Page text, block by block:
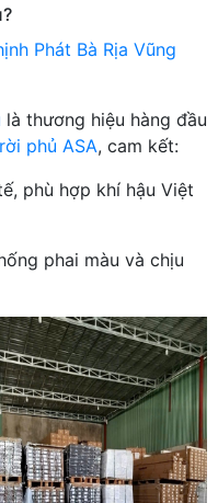
Phát Bà Rịa Vũng
là thương hiệu hàng đầu
phủ ASA, cam kết:
phù hợp khí hậu Việt
phai màu và chịu